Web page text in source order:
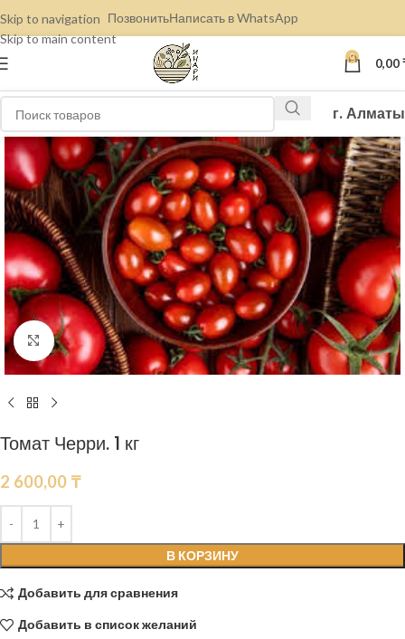
Skip to navigation
Skip to main content
ПозвонитьНаписать в WhatsApp
0 0,00
г. Алматы
Нажмите, чтобы увеличить
Томат Черри. 1 кг
2 600,00 ₸
В КОРЗИНУ
Добавить для сравнения
Добавить в список желаний